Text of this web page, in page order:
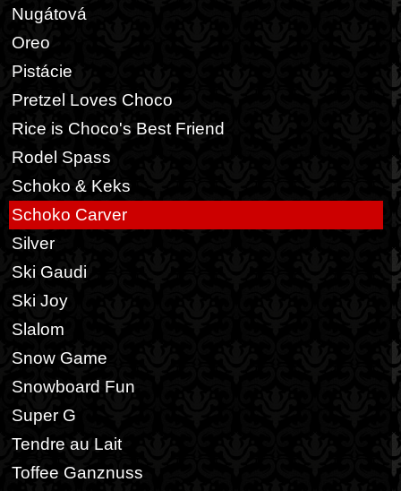
Nugátová
Oreo
Pistácie
Pretzel Loves Choco
Rice is Choco's Best Friend
Rodel Spass
Schoko & Keks
Schoko Carver
Silver
Ski Gaudi
Ski Joy
Slalom
Snow Game
Snowboard Fun
Super G
Tendre au Lait
Toffee Ganznuss